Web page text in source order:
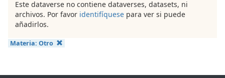
Este dataverse no contiene dataverses, datasets, ni
archivos. Por favor identifíquese para ver si puede
añadirlos.
Materia: Otro